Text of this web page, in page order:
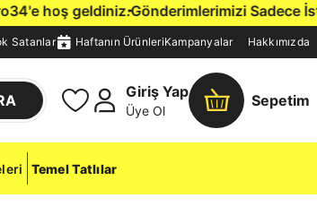
hoş geldiniz.Gönderimlerimizi Sadece
Satanlar Haftanın ÜrünleriKampanyalar Hakkımızda
Giriş Yap
Üye Ol
Sepetim
Temel Tatlılar